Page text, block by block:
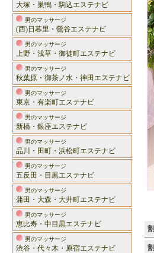
大塚・巣鴨・駒込エステナビ
男のマッサージ
(西)日暮里・鶯谷エステナビ
男のマッサージ
上野・浅草・御徒町エステナビ
男のマッサージ
秋葉原・御茶ノ水・神田エステナビ
男のマッサージ
東京・有楽町エステナビ
男のマッサージ
新橋・銀座エステナビ
男のマッサージ
品川・田町・浜松町エステナビ
男のマッサージ
五反田・目黒エステナビ
男のマッサージ
蒲田・大森・大井町エステナビ
男のマッサージ
恵比寿・中目黒エステナビ
男のマッサージ
渋谷・代々木・原宿エステナビ